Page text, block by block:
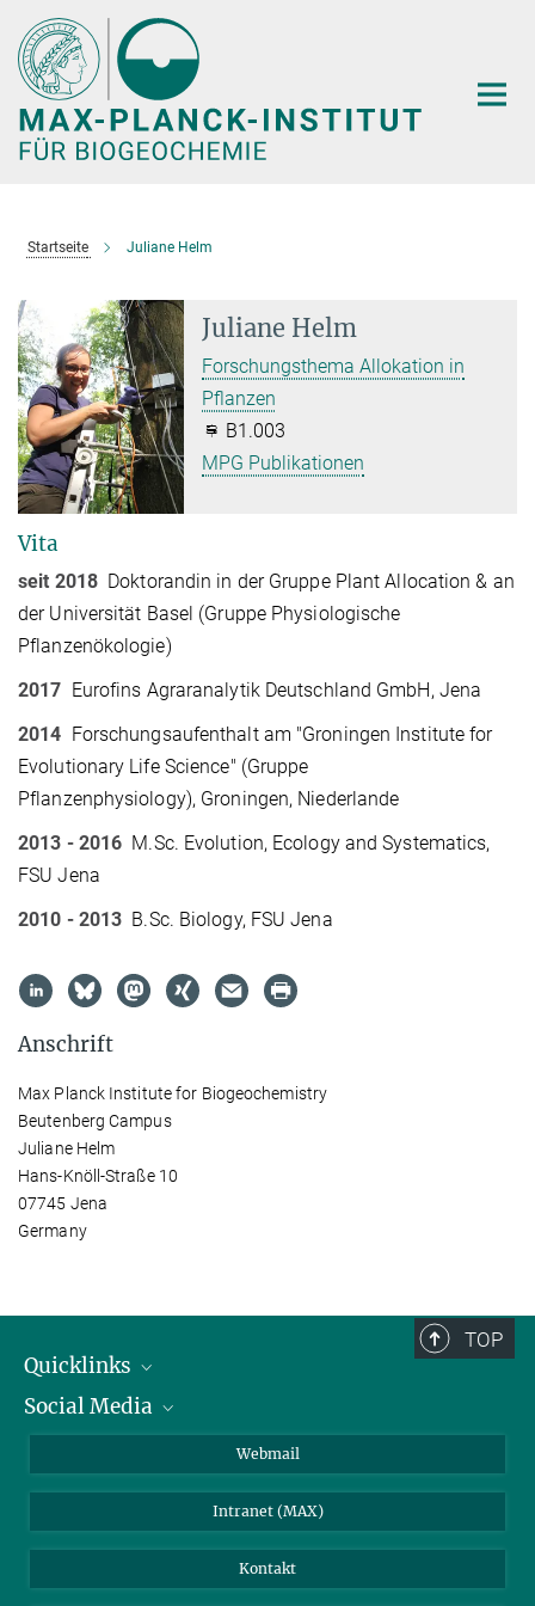
Hauptinhalt
Startseite Juliane Helm
Juliane Helm
Forschungsthema Allokation in
Pflanzen
B1.003
MPG Publikationen
Vita
seit 2018Doktorandin in der Gruppe Plant Allocation & an
der Universität Basel (Gruppe Physiologische
Pflanzenökologie)
2017 Eurofins Agraranalytik Deutschland GmbH, Jena
2014 Forschungsaufenthalt am "Groningen Institute for
Evolutionary Life Science" (Gruppe
Pflanzenphysiology), Groningen, Niederlande
2013 - 2016 M.Sc. Evolution, Ecology and Systematics,
FSU Jena
2010 - 2013 B.Sc. Biology, FSU Jena
Anschrift
Max Planck Institute for Biogeochemistry
Beutenberg Campus
Juliane Helm
Hans-Knöll-Straße 10
07745 Jena
Germany
TOP
Quicklinks
IMPRS Graduiertenschule
Social Media
Webmail
Intranet (MAX)
Kontakt